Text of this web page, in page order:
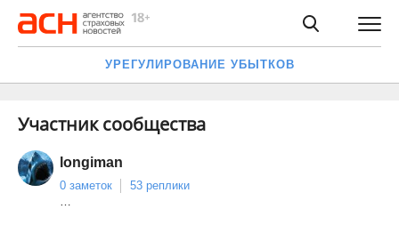
УРЕГУЛИРОВАНИЕ УБЫТКОВ
Участник сообщества
longiman
0 заметок
53 реплики
…